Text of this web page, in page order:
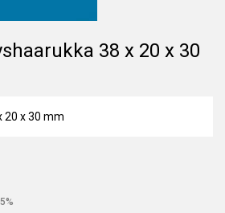
38 x 20 x 30
20 x 30 mm